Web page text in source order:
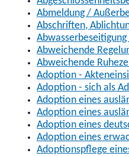
Abmeldung /
Abschriften,
Abweichende
Abweichende
Adoption -
Adoption - sich als
Adoption eines
Adoption eines
Adoption eines
Adoption eines
Adoptionspflege